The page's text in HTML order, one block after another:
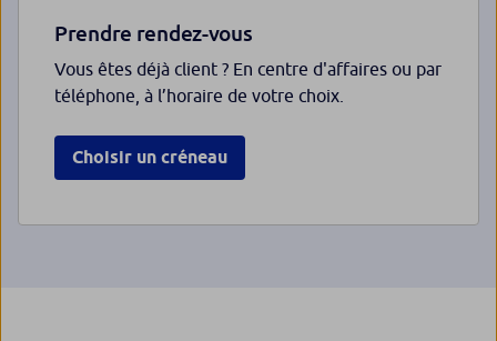
Prendre rendez-vous
Vous êtes déjà client ? En centre d'affaires ou par
téléphone, à l’horaire de votre choix.
Choisir un créneau